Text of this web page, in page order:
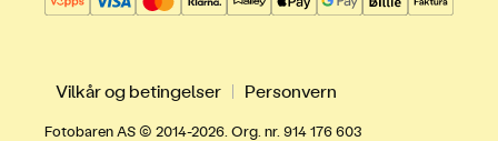
Fotobaren AS © 2014-2026. Org. nr. 914 176 603
Vilkår og betingelser Personvern